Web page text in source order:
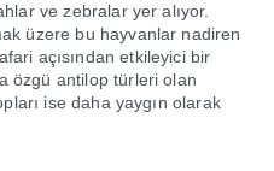
ve zebralar yer alıyor.
üzere bu hayvanlar nadiren
açısından etkileyici bir
özgü antilop türleri olan
ise daha yaygın olarak